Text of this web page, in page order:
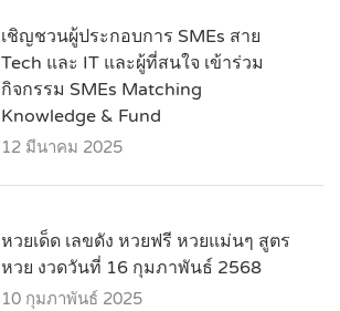
เชิญชวนผู้ประกอบการ SMEs สาย
Tech และ IT และผู้ที่สนใจ เข้าร่วม
กิจกรรม SMEs Matching
Knowledge & Fund
12 มีนาคม 2025
หวยเด็ด เลขดัง หวยฟรี หวยแม่นๆ สูตร
หวย งวดวันที่ 16 กุมภาพันธ์ 2568
10 กุมภาพันธ์ 2025